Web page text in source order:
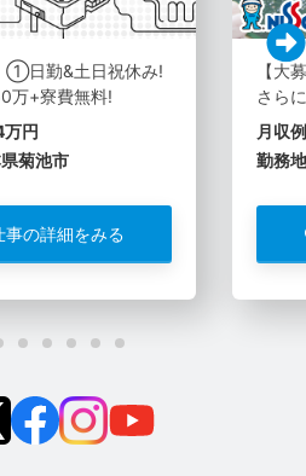
①日勤&土日祝休み!
+寮費無料!
円
菊池市
事の詳細をみる
【
さら
月収
勤務